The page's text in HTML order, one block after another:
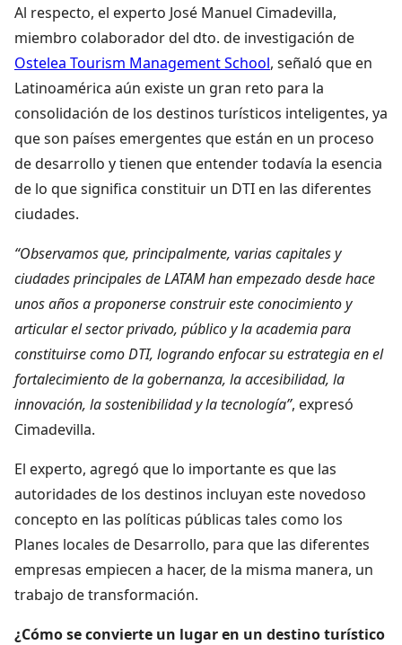
Al respecto, el experto José Manuel Cimadevilla,
miembro colaborador del dto. de investigación de
Ostelea Tourism Management School, señaló que en
Latinoamérica aún existe un gran reto para la
consolidación de los destinos turísticos inteligentes, ya
que son países emergentes que están en un proceso
de desarrollo y tienen que entender todavía la esencia
de lo que significa constituir un DTI en las diferentes
ciudades.
“Observamos que, principalmente, varias capitales y
ciudades principales de LATAM han empezado desde hace
unos años a proponerse construir este conocimiento y
articular el sector privado, público y la academia para
constituirse como DTI, logrando enfocar su estrategia en el
fortalecimiento de la gobernanza, la accesibilidad, la
innovación, la sostenibilidad y la tecnología”, expresó
Cimadevilla.
El experto, agregó que lo importante es que las
autoridades de los destinos incluyan este novedoso
concepto en las políticas públicas tales como los
Planes locales de Desarrollo, para que las diferentes
empresas empiecen a hacer, de la misma manera, un
trabajo de transformación.
¿Cómo se convierte un lugar en un destino turístico